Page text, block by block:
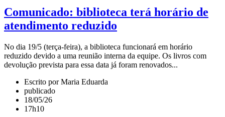
Comunicado: biblioteca terá horário de
atendimento reduzido
No dia 19/5 (terça-feira), a biblioteca funcionará em horário
reduzido devido a uma reunião interna da equipe. Os livros com
devolução prevista para essa data já foram renovados...
Escrito por Maria Eduarda
publicado
18/05/26
17h10